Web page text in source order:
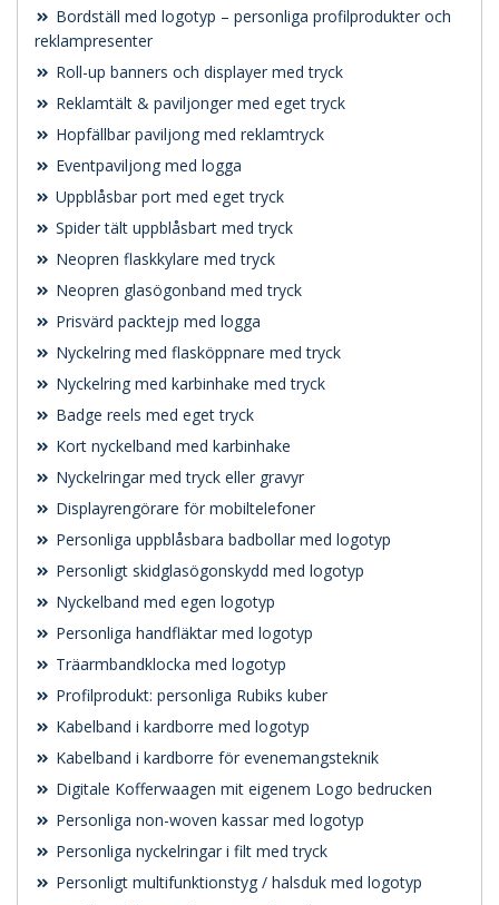
Bordställ med logotyp – personliga profilprodukter och
reklampresenter
Roll-up banners och displayer med tryck
Reklamtält & paviljonger med eget tryck
Hopfällbar paviljong med reklamtryck
Eventpaviljong med logga
Uppblåsbar port med eget tryck
Spider tält uppblåsbart med tryck
Neopren flaskkylare med tryck
Neopren glasögonband med tryck
Prisvärd packtejp med logga
Nyckelring med flasköppnare med tryck
Nyckelring med karbinhake med tryck
Badge reels med eget tryck
Kort nyckelband med karbinhake
Nyckelringar med tryck eller gravyr
Displayrengörare för mobiltelefoner
Personliga uppblåsbara badbollar med logotyp
Personligt skidglasögonskydd med logotyp
Nyckelband med egen logotyp
Personliga handfläktar med logotyp
Träarmbandklocka med logotyp
Profilprodukt: personliga Rubiks kuber
Kabelband i kardborre med logotyp
Kabelband i kardborre för evenemangsteknik
Digitale Kofferwaagen mit eigenem Logo bedrucken
Personliga non-woven kassar med logotyp
Personliga nyckelringar i filt med tryck
Personligt multifunktionstyg / halsduk med logotyp